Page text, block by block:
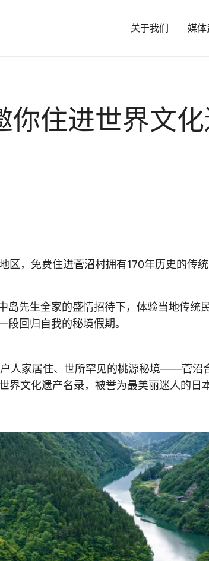
关于我们 媒体
住进世界文
区，免费住进菅沼村拥有170年历史的传
岛先生全家的盛情招待下，体验当地传统
回归自我的秘境假期。
人家居住、世所罕见的桃源秘境——菅沼
文化遗产名录，被誉为最美丽迷人的日